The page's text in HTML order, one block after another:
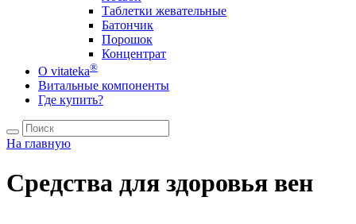
Таблетки жевательные
Батончик
Порошок
Концентрат
О vitateka®
Витальные компоненты
Где купить?
На главную
Средства для здоровья вен